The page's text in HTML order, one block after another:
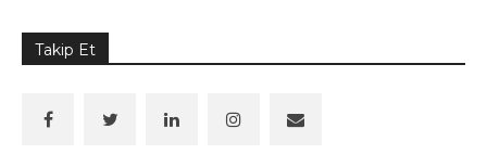
Takip Et